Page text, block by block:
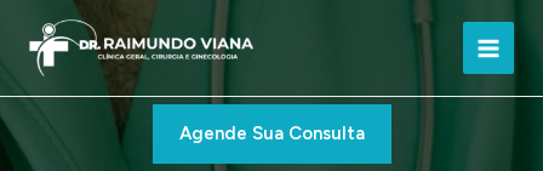
para
conteúdo
Main
Agende Sua Consulta